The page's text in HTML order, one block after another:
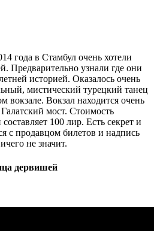
года в Стамбул очень хотели
Предварительно узнали где они
историей. Оказалось очень
мистический турецкий танец
Вокзал находится очень
мост. Стоимость
100 лир. Есть секрет и
с продавцом билетов и надпись
не значит.
дервишей